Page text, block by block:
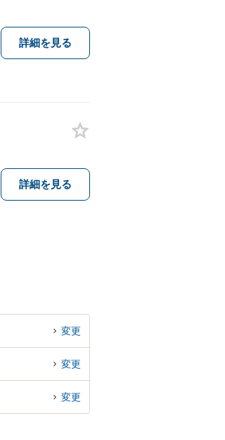
詳細を見る
詳細を見る
変更
変更
変更